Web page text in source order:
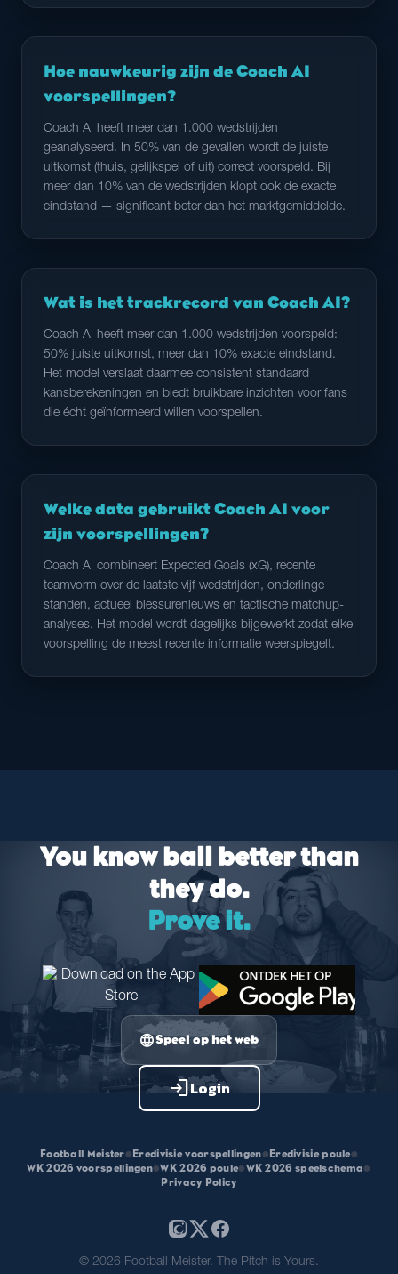
Hoe nauwkeurig zijn de Coach AI
voorspellingen?
Coach AI heeft meer dan 1.000 wedstrijden
geanalyseerd. In 50% van de gevallen wordt de juiste
uitkomst (thuis, gelijkspel of uit) correct voorspeld. Bij
meer dan 10% van de wedstrijden klopt ook de exacte
eindstand — significant beter dan het marktgemiddelde.
Wat is het trackrecord van Coach AI?
Coach AI heeft meer dan 1.000 wedstrijden voorspeld:
50% juiste uitkomst, meer dan 10% exacte eindstand.
Het model verslaat daarmee consistent standaard
kansberekeningen en biedt bruikbare inzichten voor fans
die écht geïnformeerd willen voorspellen.
Welke data gebruikt Coach AI voor
zijn voorspellingen?
Coach AI combineert Expected Goals (xG), recente
teamvorm over de laatste vijf wedstrijden, onderlinge
standen, actueel blessurenieuws en tactische matchup-
analyses. Het model wordt dagelijks bijgewerkt zodat elke
voorspelling de meest recente informatie weerspiegelt.
You know ball better than
they do.
Prove it.
languageSpeel op het web
loginLogin
Football Meister• Eredivisie voorspellingen• Eredivisie poule•
WK 2026 voorspellingen•WK 2026 poule•WK 2026 speelschema•
Privacy Policy
© 2026 Football Meister. The Pitch is Yours.